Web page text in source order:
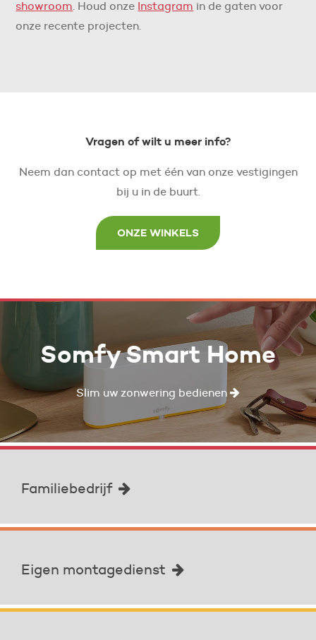
showroom . Houd onze Instagram in de gaten voor
onze recente projecten.
Vragen of wilt u meer info?
Neem dan contact op met één van onze vestigingen
bij u in de buurt.
ONZE WINKELS
Somfy Smart Home
Slim uw zonwering bedienen
Familiebedrijf
Eigen montagedienst